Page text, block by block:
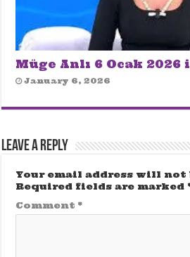
Müge Anlı 6 Ocak 2026
January 6, 2026
Leave a Reply
Your email address will not
Required fields are marked
Comment *